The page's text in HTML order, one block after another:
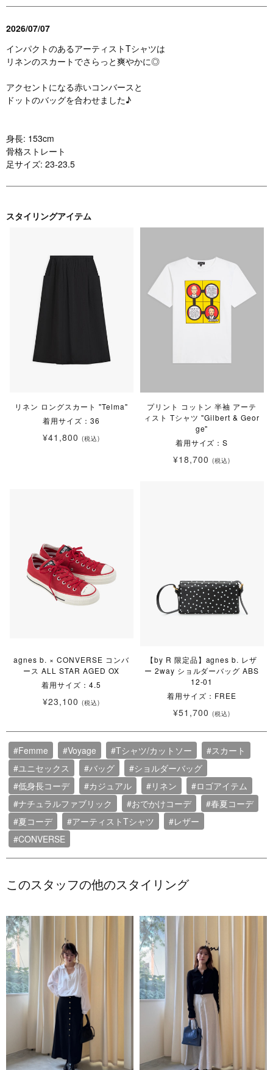
2026/07/07
インパクトのあるアーティストTシャツは
リネンのスカートでさらっと爽やかに◎
アクセントになる赤いコンバースと
ドットのバッグを合わせました♪
身長: 153cm
骨格ストレート
足サイズ: 23-23.5
スタイリングアイテム
リネン ロングスカート "Telma"
着用サイズ：36
¥41,800 (税込)
プリント コットン 半袖 アーテ
ィスト Tシャツ "Gilbert & Geor
ge"
着用サイズ：S
¥18,700 (税込)
agnes b. × CONVERSE コンバ
ース ALL STAR AGED OX
着用サイズ：4.5
¥23,100 (税込)
【by R 限定品】agnes b. レザ
ー 2way ショルダーバッグ ABS
12-01
着用サイズ：FREE
¥51,700 (税込)
#Femme #Voyage #Tシャツ/カットソー
#スカート
#ユニセックス
#バッグ
#ショルダーバッグ
#低身長コーデ
#カジュアル #リネン
#ロゴアイテム
#ナチュラルファブリック
#おでかけコーデ
#春夏コーデ
#夏コーデ
#アーティストTシャツ
#レザー
#CONVERSE
このスタッフの他のスタイリング